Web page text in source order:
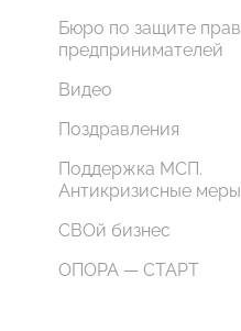
Бюро по защите прав
предпринимателей
Видео
Поздравления
Поддержка МСП.
Антикризисные меры
СВОй бизнес
ОПОРА — СТАРТ